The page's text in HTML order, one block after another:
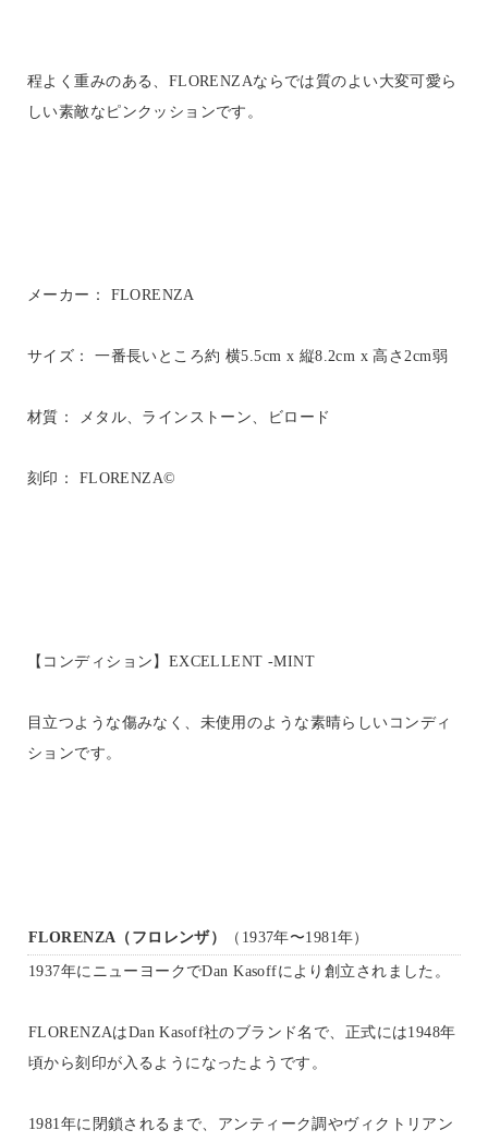
程よく重みのある、FLORENZAならでは質のよい大変可愛ら
しい素敵なピンクッションです。
メーカー： FLORENZA
サイズ： 一番長いところ約 横5.5cm x 縦8.2cm x 高さ2cm弱
材質： メタル、ラインストーン、ビロード
刻印： FLORENZA©
【コンディション】EXCELLENT -MINT
目立つような傷みなく、未使用のような素晴らしいコンディ
ションです。
FLORENZA（フロレンザ） （1937年〜1981年）
1937年にニューヨークでDan Kasoffにより創立されました。
FLORENZAはDan Kasoff社のブランド名で、正式には1948年
頃から刻印が入るようになったようです。
1981年に閉鎖されるまで、アンティーク調やヴィクトリアン